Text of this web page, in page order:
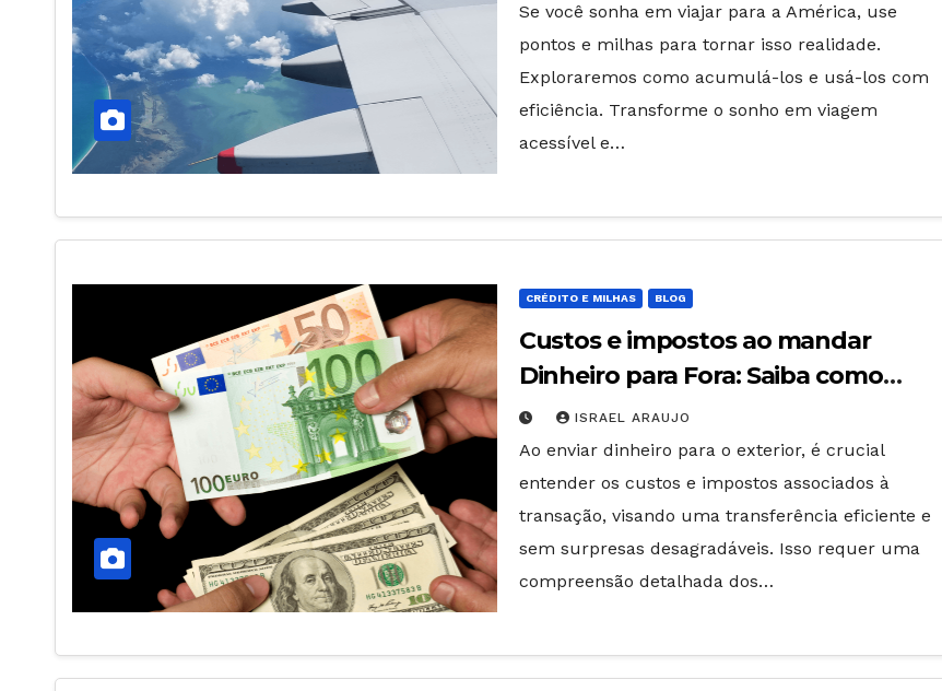
Se você sonha em viajar para a América, use
pontos e milhas para tornar isso realidade.
Exploraremos como acumulá-los e usá-los com
eficiência. Transforme o sonho em viagem
acessível e…
CRÉDITO E MILHAS BLOG
Custos e impostos ao mandar
Dinheiro para Fora: Saiba como
CalcularISRAEL ARAUJO
Ao enviar dinheiro para o exterior, é crucial
entender os custos e impostos associados à
transação, visando uma transferência eficiente e
sem surpresas desagradáveis. Isso requer uma
compreensão detalhada dos…